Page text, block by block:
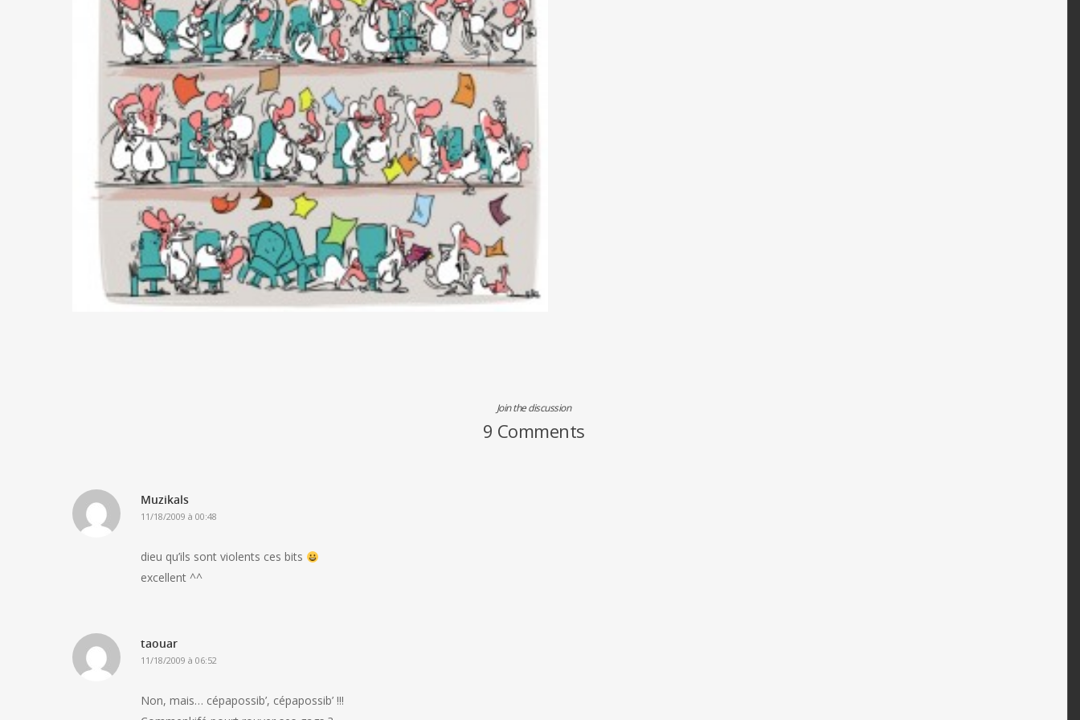
Join the discussion
9 Comments
Muzikals
11/18/2009 à 00:48
dieu qu’ils sont violents ces bits
excellent ^^
taouar
11/18/2009 à 06:52
Non, mais… cépapossib’, cépapossib’ !!!